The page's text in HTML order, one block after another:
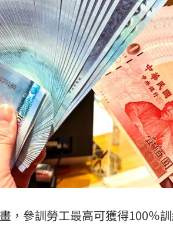
不好 18:30
18:28
18元 18:26
成形 12:00
，參訓勞工最高可獲得100％